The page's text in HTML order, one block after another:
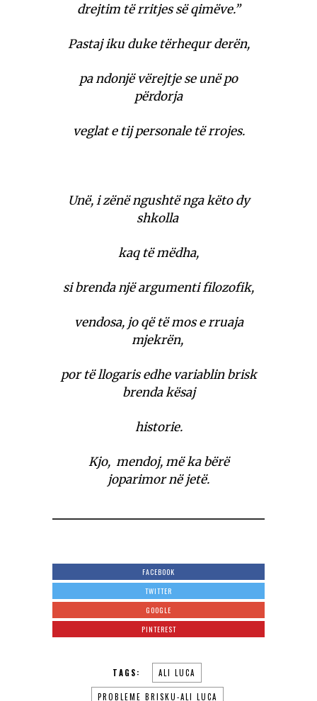
drejtim të rritjes së qimëve.”
Pastaj iku duke tërhequr derën,
pa ndonjë vërejtje se unë po
përdorja
veglat e tij personale të rrojes.
Unë, i zënë ngushtë nga këto dy
shkolla
kaq të mëdha,
si brenda një argumenti filozofik,
vendosa, jo që të mos e rruaja
mjekrën,
por të llogaris edhe variablin brisk
brenda kësaj
historie.
Kjo, mendoj, më ka bërë
joparimor në jetë.
FACEBOOK
TWITTER
GOOGLE
PINTEREST
TAGS: ALI LUCA
PROBLEME BRISKU-ALI LUCA